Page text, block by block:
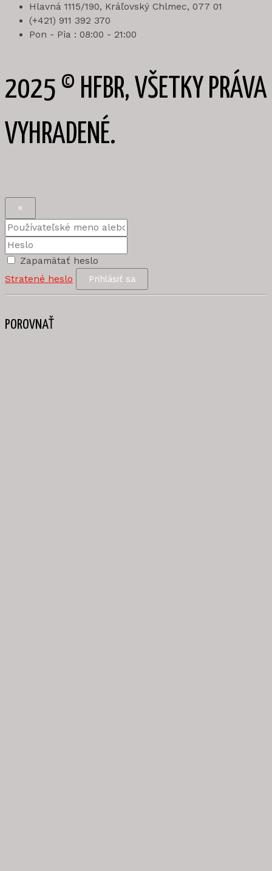
Hlavná 1115/190, Kráľovský Chlmec, 077 01
(+421) 911 392 370
Pon - Pia : 08:00 - 21:00
2025 © HFBR, VŠETKY PRÁVA
VYHRADENÉ.
×
Zapamätať heslo
Stratené heslo
Prihlásiť sa
POROVNAŤ